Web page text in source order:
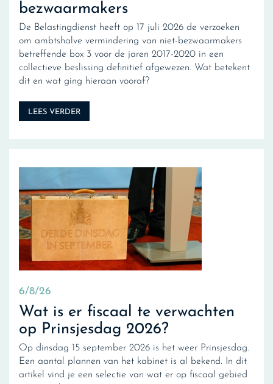
bezwaarmakers
De Belastingdienst heeft op 17 juli 2026 de verzoeken
om ambtshalve vermindering van niet-bezwaarmakers
betreffende box 3 voor de jaren 2017-2020 in een
collectieve beslissing definitief afgewezen. Wat betekent
dit en wat ging hieraan vooraf?
LEES VERDER
6/8/26
Wat is er fiscaal te verwachten
op Prinsjesdag 2026?
Op dinsdag 15 september 2026 is het weer Prinsjesdag.
Een aantal plannen van het kabinet is al bekend. In dit
artikel vind je een selectie van wat er op fiscaal gebied